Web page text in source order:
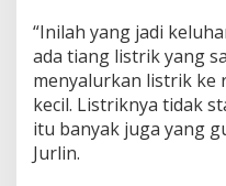
“Inilah yang jadi
ada tiang listrik yang
menyalurkan listrik ke
kecil. Listriknya tidak
itu banyak juga yang
Jurlin.